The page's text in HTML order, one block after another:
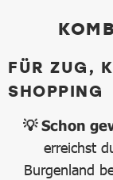
FÜR ZUG,
SHOPPING
💡 Schon
erreichst
Burgenland